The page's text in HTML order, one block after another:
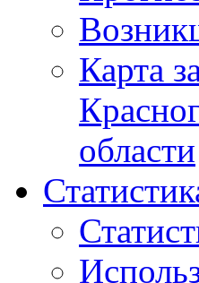
Карта
области